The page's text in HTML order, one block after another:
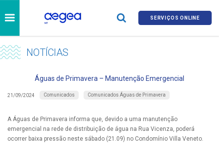
SERVIÇOS ONLINE
NOTÍCIAS
Águas de Primavera – Manutenção Emergencial
21/09/2024 Comunicados Comunicados Águas de Primavera
A Águas de Primavera informa que, devido a uma manutenção
emergencial na rede de distribuição de água na Rua Vicenza, poderá
ocorrer baixa pressão neste sábado (21.09) no Condomínio Villa Veneto.